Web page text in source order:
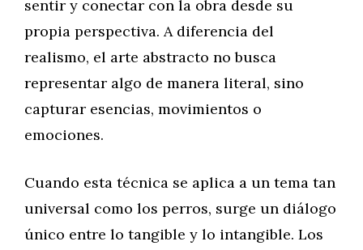
sentir y conectar con la obra desde su
propia perspectiva. A diferencia del
realismo, el arte abstracto no busca
representar algo de manera literal, sino
capturar esencias, movimientos o
emociones.
Cuando esta técnica se aplica a un tema tan
universal como los perros, surge un diálogo
único entre lo tangible y lo intangible. Los